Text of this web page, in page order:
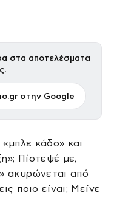
στα αποτελέσματα
στην Google
κάδο» και
Πίστεψέ με,
ακυρώνεται από
ποιο είναι; Μείνε